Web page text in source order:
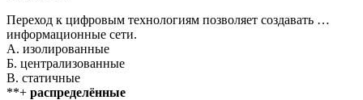
Переход к цифровым технологиям позволяет создавать …
информационные сети.
А. изолированные
Б. централизованные
В. статичные
**+ распределённые